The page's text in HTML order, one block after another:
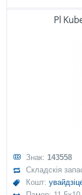
Pl
Знак: 143558
Складскія
Кошт: